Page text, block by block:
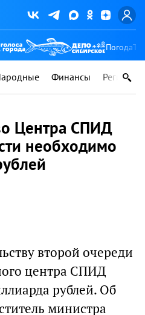
Погода
Финансы Регионы
Центра СПИД
необходимо
второй очереди
центра СПИД
рублей. Об
министра